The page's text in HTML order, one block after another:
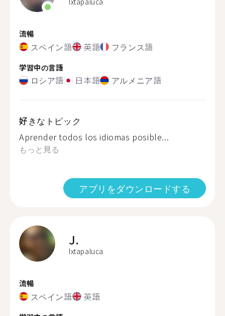
流暢
スペイン語 英語 フランス語
学習中の言語
ロシア語 日本語 アルメニア語
好きなトピック
Aprender todos los idiomas posible...
もっと見る
アプリをダウンロードする
J.
Ixtapaluca
流暢
スペイン語 英語